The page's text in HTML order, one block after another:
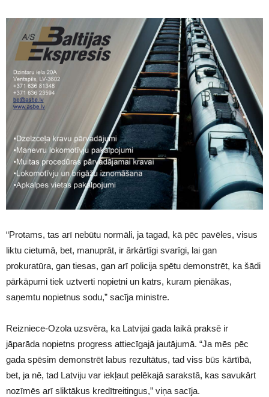
“Protams, tas arī nebūtu normāli, ja tagad, kā pēc pavēles, visus
liktu cietumā, bet, manuprāt, ir ārkārtīgi svarīgi, lai gan
prokuratūra, gan tiesas, gan arī policija spētu demonstrēt, ka šādi
pārkāpumi tiek uztverti nopietni un katrs, kuram pienākas,
saņemtu nopietnus sodu,” sacīja ministre.
Reizniece-Ozola uzsvēra, ka Latvijai gada laikā praksē ir
jāparāda nopietns progress attiecīgajā jautājumā. “Ja mēs pēc
gada spēsim demonstrēt labus rezultātus, tad viss būs kārtībā,
bet, ja nē, tad Latviju var iekļaut pelēkajā sarakstā, kas savukārt
nozīmēs arī sliktākus kredītreitingus,” viņa sacīja.